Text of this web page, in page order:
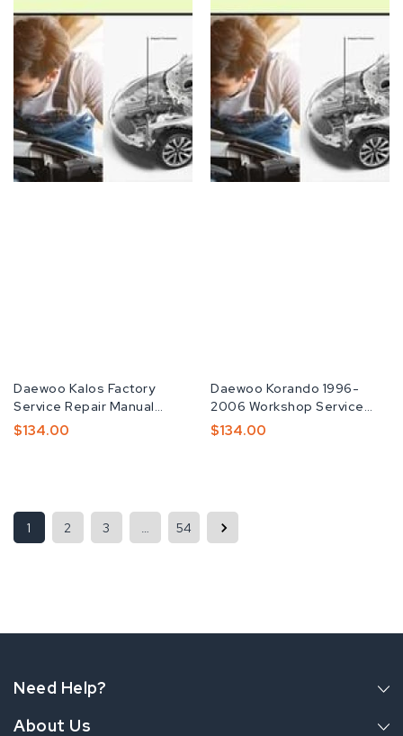
공
급
업
Daewoo Kalos Factory
Service Repair Manual
Download PDF
정
$134.00
공
급
업
Daewoo Korando 1996-
2006 Workshop Service
Repair Manual
정
$134.00
1 2 3 54
Need Help?
About Us